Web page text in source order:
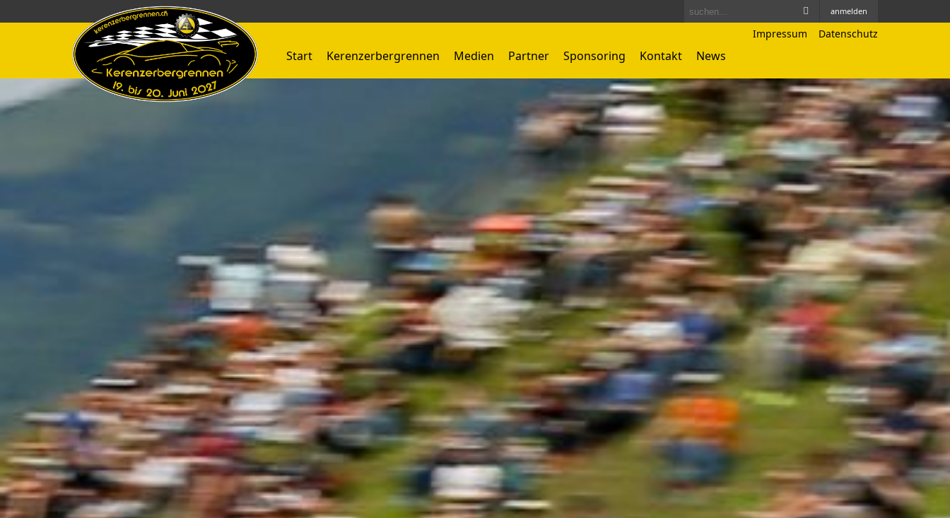
anmelden
Impressum Datenschutz
Start Kerenzerbergrennen Medien Partner Sponsoring Kontakt News